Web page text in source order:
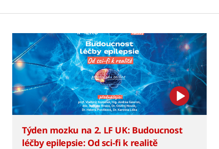
Týden mozku na 2. LF UK: Budoucnost
léčby epilepsie: Od sci-fi k realitě